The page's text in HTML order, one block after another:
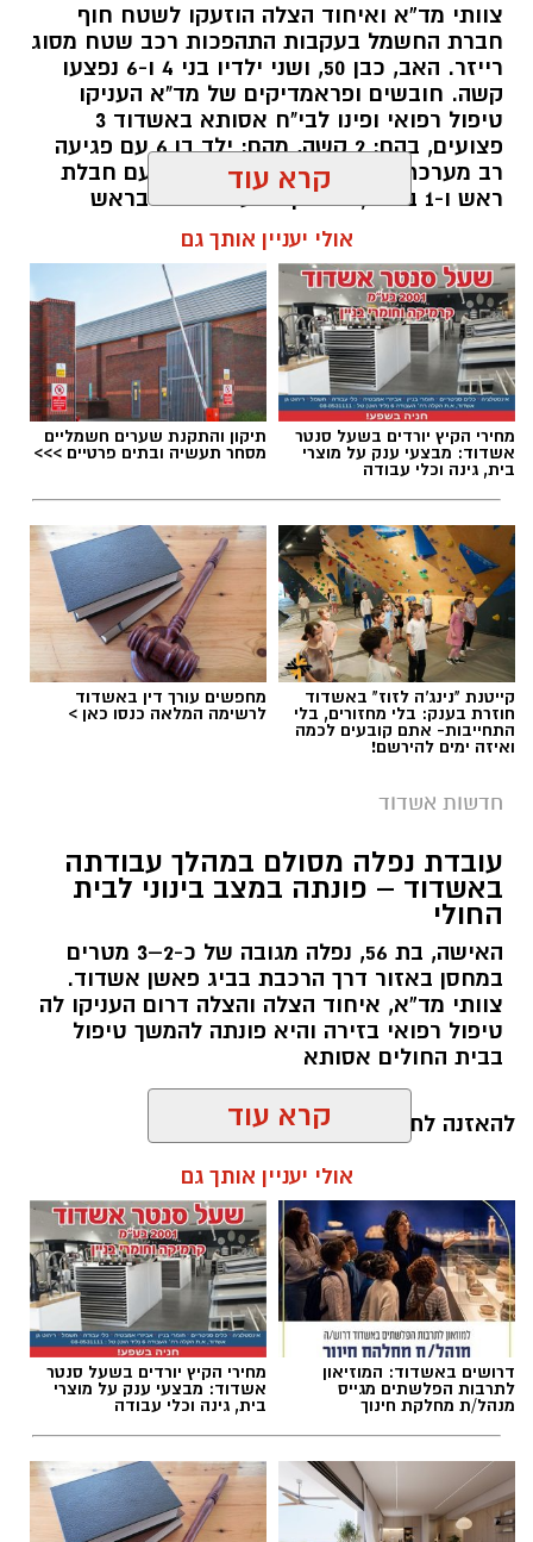
צוותי מד”א ואיחוד הצלה הוזעקו לשטח חוף
חברת החשמל בעקבות התהפכות רכב שטח מסוג
רייזר. האב, כבן 50, ושני ילדיו בני 4 ו-6 נפצעו
קשה. חובשים ופראמדיקים של מד"א העניקו
טיפול רפואי ופינו לבי"ח אסותא באשדוד 3
פצועים, בהם: 2 קשה, מהם: ילד בן 6 עם פגיעה
רב מערכתית מחוסר הכרה וילד בן 4 עם חבלת
ראש ו-1 בינוני, גבר בן 36 עם חבלות בראש
להאזנה לתוכן:
עופר אשטוקר / 18:24 07.08.26
תגים:התהפכות רייזר באשדוד
תיעוד מבצעי מד״א
ואברימי איצקוביץ סיפרו: “כשהגענו למקום הבחנו
ברייזר הפוך ולצדו גבר ושני ילדים שוכבים. הענקנו
להם טיפול רפואי ראשוני בזירה, ולאחר מכן הם
פונו לבית החולים כשמצבם מוגדר בינוני.״
קרא עוד
אולי יעניין אותך גם
מחירי הקיץ יורדים בשעל סנטר
אשדוד: מבצעי ענק על מוצרי
בית, גינה וכלי עבודה
תיקון והתקנת שערים חשמליים
מסחר תעשיה ובתים פרטיים >>>
קייטנת "נינג'ה לזוז" באשדוד
חוזרת בענק: בלי מחזורים, בלי
התחייבות- אתם קובעים לכמה
ואיזה ימים להירשם!
מחפשים עורך דין באשדוד
לרשימה המלאה כנסו כאן >
חדשות אשדוד
עובדת נפלה מסולם במהלך עבודתה
באשדוד – פונתה במצב בינוני לבית
החולי
האישה, בת 56, נפלה מגובה של כ-2–3 מטרים
במחסן באזור דרך הרכבת בביג פאשן אשדוד.
צוותי מד”א, איחוד הצלה והצלה דרום העניקו לה
טיפול רפואי בזירה והיא פונתה להמשך טיפול
בבית החולים אסותא
להאזנה לתוכן:
עופר אשטוקר / 13:20 07.08.26
תגים:תאונת עבודה באשדוד
קרא עוד
אולי יעניין אותך גם
דרושים באשדוד: המוזיאון
לתרבות הפלשתים מגייס
מנהל/ת מחלקת חינוך
מחירי הקיץ יורדים בשעל סנטר
אשדוד: מבצעי ענק על מוצרי
בית, גינה וכלי עבודה